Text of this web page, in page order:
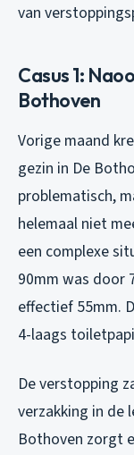
van
Casus 1:
Bothoven
Vorige maand
gezin in De
problematisch,
helemaal niet
een complexe
90mm was door
effectief 55mm.
4-laags
De verstopping
verzakking in de
Bothoven zorgt